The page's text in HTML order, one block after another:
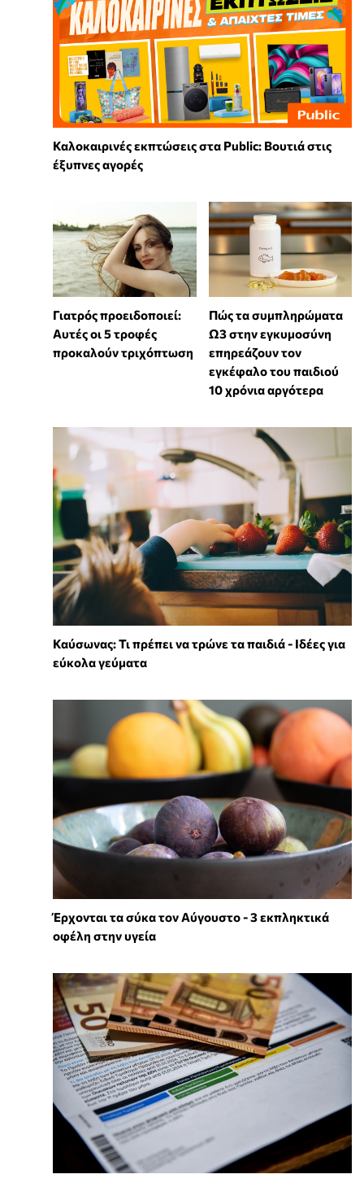
Καλοκαιρινές εκπτώσεις στα Public: Βουτιά στις
έξυπνες αγορές
Γιατρός προειδοποιεί:
Αυτές οι 5 τροφές
προκαλούν τριχόπτωση
Πώς τα συμπληρώματα
Ω3 στην εγκυμοσύνη
επηρεάζουν τον
εγκέφαλο του παιδιού
10 χρόνια αργότερα
Καύσωνας: Τι πρέπει να τρώνε τα παιδιά - Ιδέες για
εύκολα γεύματα
Έρχονται τα σύκα τον Αύγουστο - 3 εκπληκτικά
οφέλη στην υγεία